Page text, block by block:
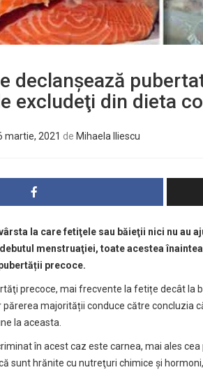
declanşează
excludeţi din dieta
martie, 2021 de Mihaela Iliescu
la care fetiţele sau băieţii nici nu au
menstruaţiei, toate acestea
precoce.
precoce, mai frecvente la fetițe decât la
părerea majorității conduce către concluzia
la aceasta.
în acest caz este carnea, mai ales
sunt hrănite cu nutreţuri chimice şi